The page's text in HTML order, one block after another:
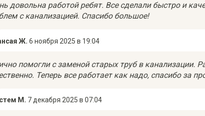
довольна работой ребят. Все сделали быстро и
с канализацией. Спасибо большое!
Ж. 6 ноября 2025 в 19:04
помогли с заменой старых труб в канализации.
Теперь все работает как надо, спасибо за
М. 7 декабря 2025 в 07:04